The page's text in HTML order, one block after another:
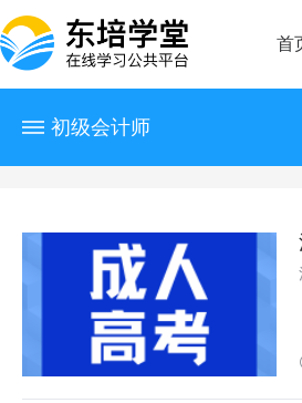
首
初级会计师